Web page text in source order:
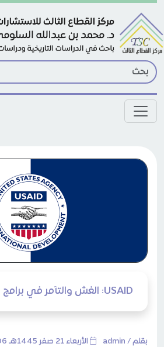
Skip to main content
USAID: الغش والتآمر في برامج مساعدات سوريا
بقلم / admin الأربعاء 21 صفر 1445هـ 06 سبتمبر 2023م